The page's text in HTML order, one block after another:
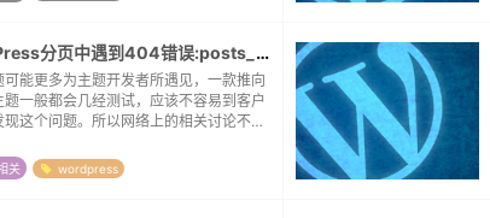
WordPress分页中遇到404错误:posts_per_page
可能更多为主题开发者所遇见，一款推向
题一般都会几经测试，应该不容易到客户
现这个问题。所以网络上的相关讨论不
数在wordpress的后台设置里，是可以
...
关 wordpress